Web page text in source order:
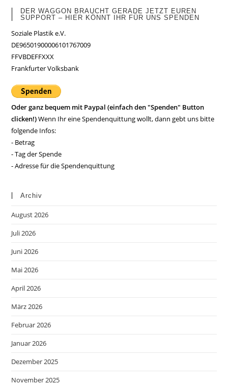
DER WAGGON BRAUCHT GERADE JETZT EUREN
SUPPORT – HIER KÖNNT IHR FÜR UNS SPENDEN
Soziale Plastik e.V.
DE96501900006101767009
FFVBDEFFXXX
Frankfurter Volksbank
Oder ganz bequem mit Paypal (einfach den "Spenden" Button
clicken!)Wenn Ihr eine Spendenquittung wollt, dann gebt uns bitte
folgende Infos:
- Betrag
- Tag der Spende
- Adresse für die Spendenquittung
Archiv
August 2026
Juli 2026
Juni 2026
Mai 2026
April 2026
März 2026
Februar 2026
Januar 2026
Dezember 2025
November 2025